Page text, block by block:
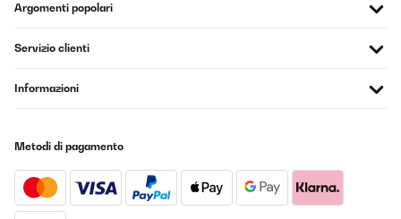
Argomenti popolari
Servizio clienti
Informazioni
Metodi di pagamento